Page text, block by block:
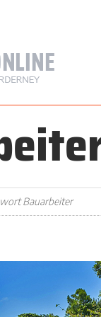
Bauarbeiter